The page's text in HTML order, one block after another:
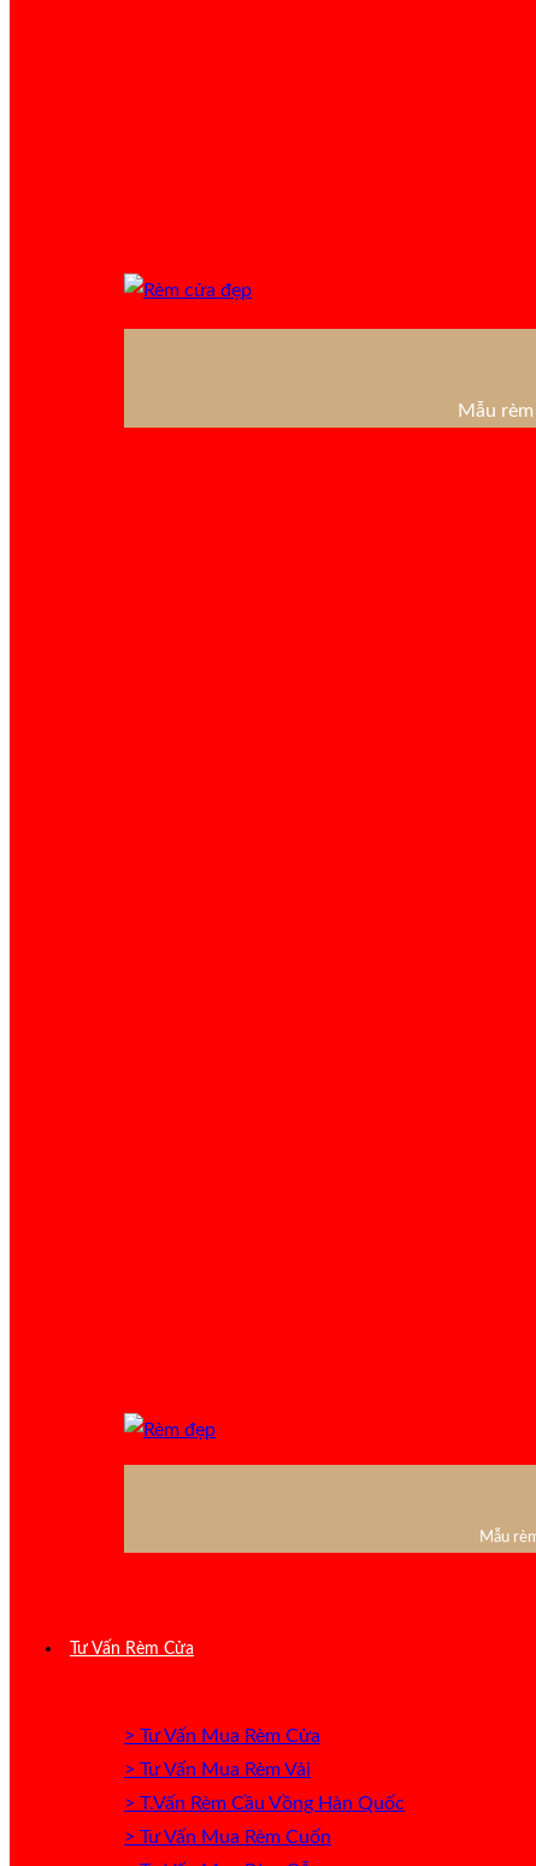
Mẫu
Mẫu
Tư Vấn Rèm Cửa
> Tư Vấn Mua Rèm Cửa
> Tư Vấn Mua Rèm Vải
> T.Vấn Rèm Cầu Vồng Hàn Quốc
> Tư Vấn Mua Rèm Cuốn